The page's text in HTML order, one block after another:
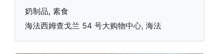
奶制品, 素食
海法西姆查戈兰 54 号大购物中心, 海法